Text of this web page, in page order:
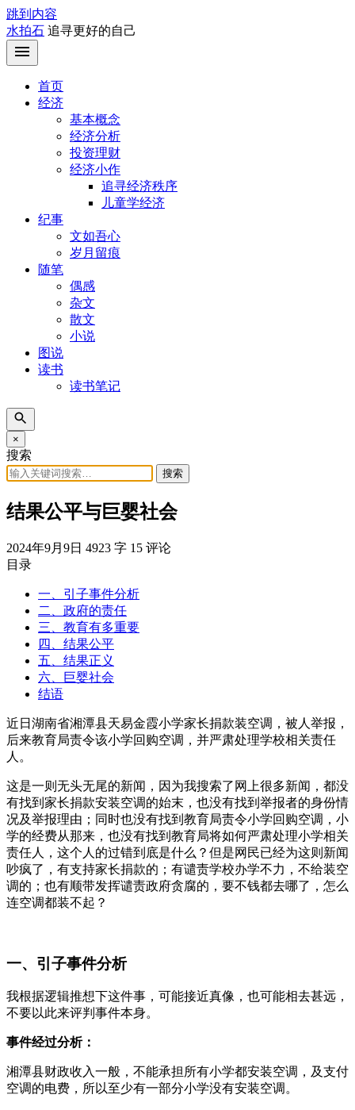
跳到内容
水拍石 追寻更好的自己
首页
经济
基本概念
经济分析
投资理财
经济小作
追寻经济秩序
儿童学经济
纪事
文如吾心
岁月留痕
随笔
偶感
杂文
散文
小说
图说
读书
读书笔记
×
搜索
搜索
结果公平与巨婴社会
2024年9月9日 4923 字 15 评论
目录
一、引子事件分析
二、政府的责任
三、教育有多重要
四、结果公平
五、结果正义
六、巨婴社会
结语
近日湖南省湘潭县天易金霞小学家长捐款装空调，被人举报，
后来教育局责令该小学回购空调，并严肃处理学校相关责任
人。
这是一则无头无尾的新闻，因为我搜索了网上很多新闻，都没
有找到家长捐款安装空调的始末，也没有找到举报者的身份情
况及举报理由；同时也没有找到教育局责令小学回购空调，小
学的经费从那来，也没有找到教育局将如何严肃处理小学相关
责任人，这个人的过错到底是什么？但是网民已经为这则新闻
吵疯了，有支持家长捐款的；有谴责学校办学不力，不给装空
调的；也有顺带发挥谴责政府贪腐的，要不钱都去哪了，怎么
连空调都装不起？
一、引子事件分析
我根据逻辑推想下这件事，可能接近真像，也可能相去甚远，
不要以此来评判事件本身。
事件经过分析：
湘潭县财政收入一般，不能承担所有小学都安装空调，及支付
空调的电费，所以至少有一部分小学没有安装空调。